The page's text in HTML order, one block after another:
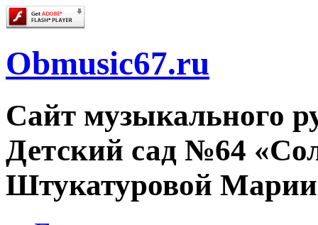
Obmusic67.ru
Сайт музыкального
Детский сад №64
Штукатуровой